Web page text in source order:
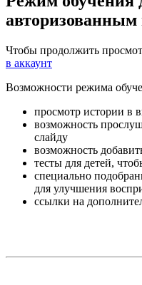
авторизованным
Чтобы продолжить
в аккаунт
Возможности режима
просмотр истории в
возможность
слайду
возможность
тесты для детей,
специально
для улучшения
ссылки на